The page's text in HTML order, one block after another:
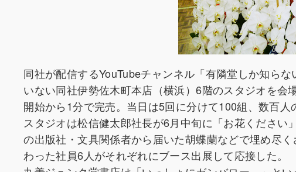
同社が配信するYouTubeチャンネル「有隣堂しか知ら
いない同社伊勢佐木町本店（横浜）6階のスタジオを
開始から1分で完売。当日は5回に分けて100組、数百人
スタジオは松信健太郎社長が6月中旬に「お花ください
の出版社・文具関係者から届いた胡蝶蘭などで埋め尽
わった社員6人がそれぞれにブース出展して応接した。